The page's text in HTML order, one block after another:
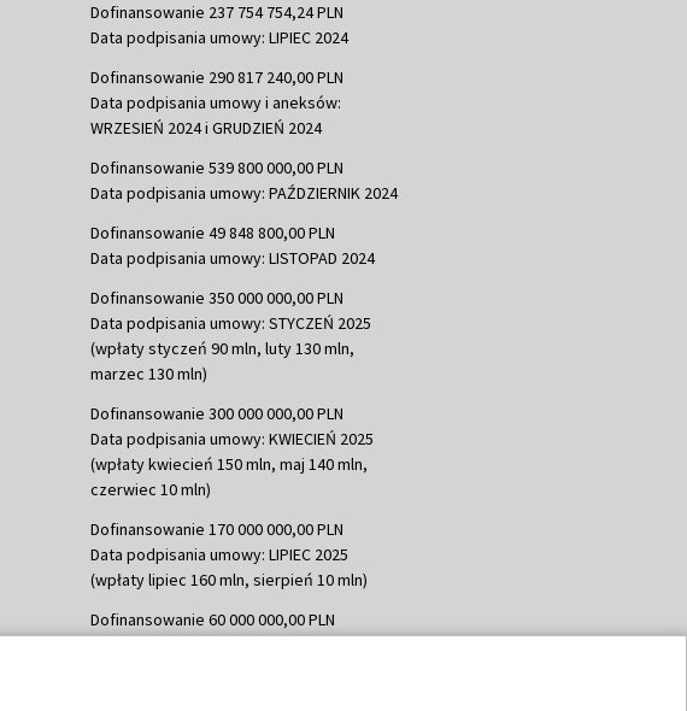
Dofinansowanie 237 754 754,24 PLN
Data podpisania umowy: LIPIEC 2024
Dofinansowanie 290 817 240,00 PLN
Data podpisania umowy i aneksów:
WRZESIEŃ 2024 i GRUDZIEŃ 2024
Dofinansowanie 539 800 000,00 PLN
Data podpisania umowy: PAŹDZIERNIK 2024
Dofinansowanie 49 848 800,00 PLN
Data podpisania umowy: LISTOPAD 2024
Dofinansowanie 350 000 000,00 PLN
Data podpisania umowy: STYCZEŃ 2025
(wpłaty styczeń 90 mln, luty 130 mln,
marzec 130 mln)
Dofinansowanie 300 000 000,00 PLN
Data podpisania umowy: KWIECIEŃ 2025
(wpłaty kwiecień 150 mln, maj 140 mln,
czerwiec 10 mln)
Dofinansowanie 170 000 000,00 PLN
Data podpisania umowy: LIPIEC 2025
(wpłaty lipiec 160 mln, sierpień 10 mln)
Dofinansowanie 60 000 000,00 PLN